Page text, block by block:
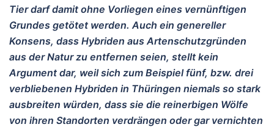
Tier darf damit ohne Vorliegen eines vernünftigen
Grundes getötet werden. Auch ein genereller
Konsens, dass Hybriden aus Artenschutzgründen
aus der Natur zu entfernen seien, stellt kein
Argument dar, weil sich zum Beispiel fünf, bzw. drei
verbliebenen Hybriden in Thüringen niemals so stark
ausbreiten würden, dass sie die reinerbigen Wölfe
von ihren Standorten verdrängen oder gar vernichten